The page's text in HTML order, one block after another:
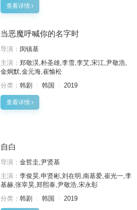
查看详情
当恶魔呼喊你的名字时
导演： 闵镇基
主演： 郑敬淏,朴圣雄,李雪,李艾,宋江,尹敬浩,
金炯默,金元海,崔愉松
分类： 韩剧 韩国 2019
查看详情
自白
导演： 金哲圭,尹贤基
主演： 李俊昊,申贤彬,刘在明,南基爱,崔光一,李
基赫,张宰昊,郑熙泰,尹敬浩,宋永彰
分类： 韩剧 韩国 2019